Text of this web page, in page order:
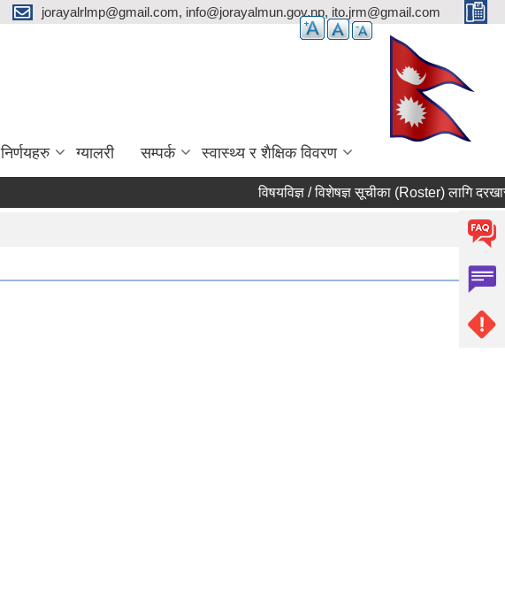
jorayalrlmp@gmail.com, info@jorayalmun.gov.np, ito.jrm@gmail.com
निर्णयहरु ग्यालरी सम्पर्क स्वास्थ्य र शैक्षिक विवरण
विषयविज्ञ / विशेषज्ञ सूचीका (Roster) लागि दरखास्त